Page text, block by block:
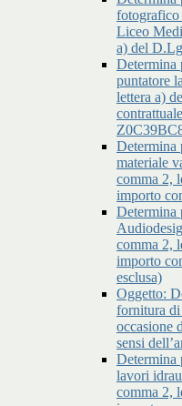
fotografico
Liceo
a) del
Determina
puntatore
lettera a)
Determina
materiale
comma 2,
importo
Determina
comma 2,
importo
esclusa)
Oggetto:
fornitura
occasione
sensi
Determina
lavori
comma 2,